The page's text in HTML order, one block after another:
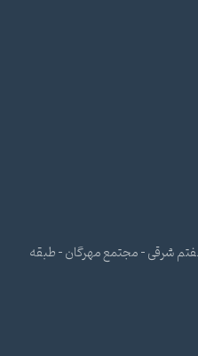
شرقی - مجتمع مهرگان - طبقه